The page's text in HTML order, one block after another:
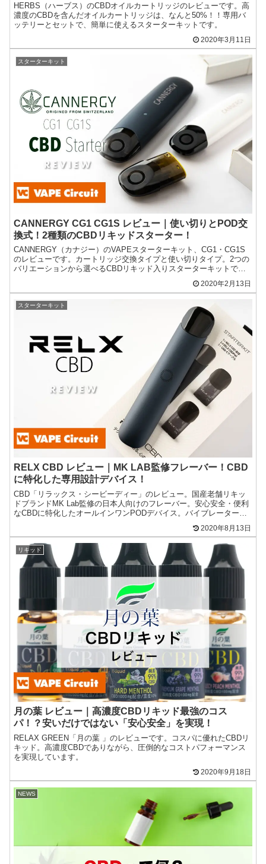
HERBS（ハーブス）のCBDオイルカートリッジのレビューです。高
濃度のCBDを含んだオイルカートリッジは、なんと50%！！専用バ
ッテリーとセットで、簡単に使えるスターターキットです。
2020年3月11日
スターターキット
CANNERGY CG1 CG1S レビュー｜使い切りとPOD交
換式！2種類のCBDリキッドスターター！
CANNERGY（カナジー）のVAPEスターターキット、CG1・CG1S
のレビューです。カートリッジ交換タイプと使い切りタイプ。2つの
バリエーションから選べるCBDリキッド入りスターターキットで
2020年2月13日
スターターキット
RELX CBD レビュー｜MK LAB監修フレーバー！CBD
に特化した専用設計デバイス！
CBD「リラックス・シービーディー」のレビュー。国産老舗リキッ
ドブランドMK Lab監修の日本人向けのフレーバー。安心安全・便利
なCBDに特化したオールインワンPODデバイス。バイブレーター搭
2020年8月13日
リキッド
月の葉 レビュー｜高濃度CBDリキッド最強のコス
パ！？安いだけではない「安心安全」を実現！
RELAX GREEN「月の葉 」のレビューです。コスパに優れたCBDリ
キッド。高濃度CBDでありながら、圧倒的なコストパフォーマンス
を実現しています。
2020年9月18日
NEWS